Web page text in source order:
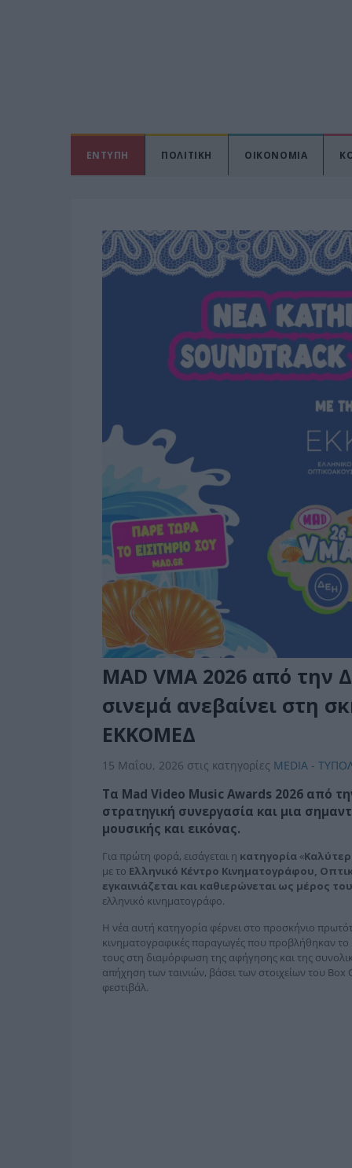
ΕΝΤΥΠΗ ΠΟΛΙΤΙΚΗ ΟΙΚΟΝΟΜΙΑ
MAD VMA 2026 από την
σινεμά ανεβαίνει στη
ΕΚΚΟΜΕΔ
15 Μαΐου, 2026 στις κατηγορίες MEDIA -
Τα Mad Video Music Awards2026 από
στρατηγική συνεργασία και μια
μουσικής και εικόνας.
Για πρώτη φορά, εισάγεται η κατηγορία «
με το Ελληνικό Κέντρο Κινηματογράφου,
εγκαινιάζεται και καθιερώνεται ως μέρος
ελληνικό κινηματογράφο.
Η νέα αυτή κατηγορία φέρνει στο προσκήνιο
κινηματογραφικές παραγωγές που προβλήθηκαν
τους στη διαμόρφωση της αφήγησης και της
απήχηση των ταινιών, βάσει των στοιχείων του
φεστιβάλ.